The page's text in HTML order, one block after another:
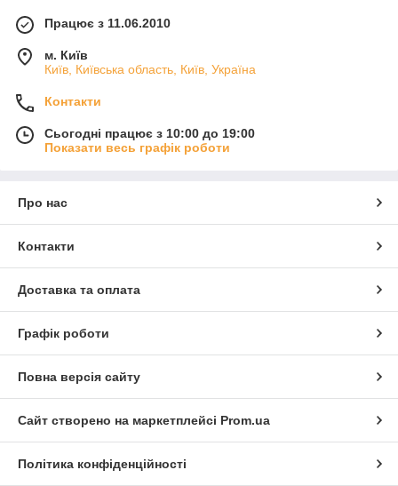
Працює з 11.06.2010
м. Київ
Київ, Київська область, Київ, Україна
Контакти
Сьогодні працює з 10:00 до 19:00
Показати весь графік роботи
Про нас
Контакти
Доставка та оплата
Графік роботи
Повна версія сайту
Сайт створено на маркетплейсі Prom.ua
Політика конфіденційності